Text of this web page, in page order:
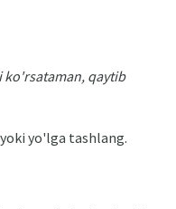
ko'rsataman, qaytib
yo'lga tashlang.